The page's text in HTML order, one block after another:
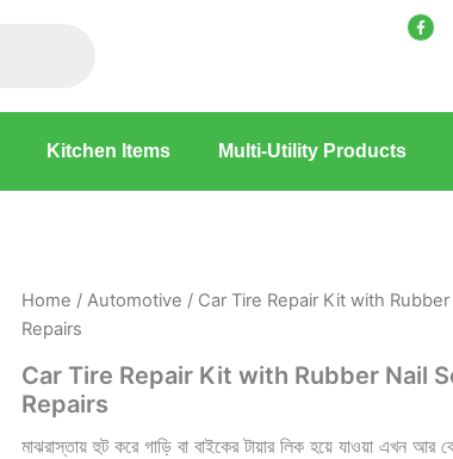
F
a
c
k
Kitchen Items Multi-Utility Products
Home / Automotive / Car Tire Repair Kit with
Repairs
Car Tire Repair Kit with Rubber Nail
Repairs
মাঝরাস্তায় হুট করে গাড়ি বা বাইকের টায়ার লিক হয়ে যাওয়া এখন আর